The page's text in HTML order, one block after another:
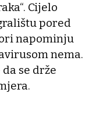
Cijelo
pored
napominju
nema.
se drže